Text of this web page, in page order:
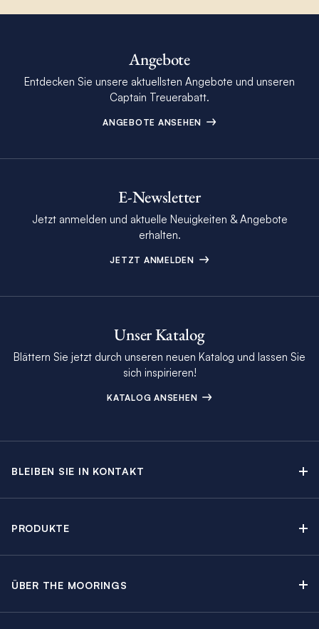
Angebote
Entdecken Sie unsere aktuellsten Angebote und unseren
Captain Treuerabatt.
ANGEBOTE ANSEHEN
E-Newsletter
Jetzt anmelden und aktuelle Neuigkeiten & Angebote
erhalten.
JETZT ANMELDEN
Unser Katalog
Blättern Sie jetzt durch unseren neuen Katalog und lassen Sie
sich inspirieren!
KATALOG ANSEHEN
BLEIBEN SIE IN KONTAKT
The Moorings Revierführer
PRODUKTE
ÜBER THE MOORINGS